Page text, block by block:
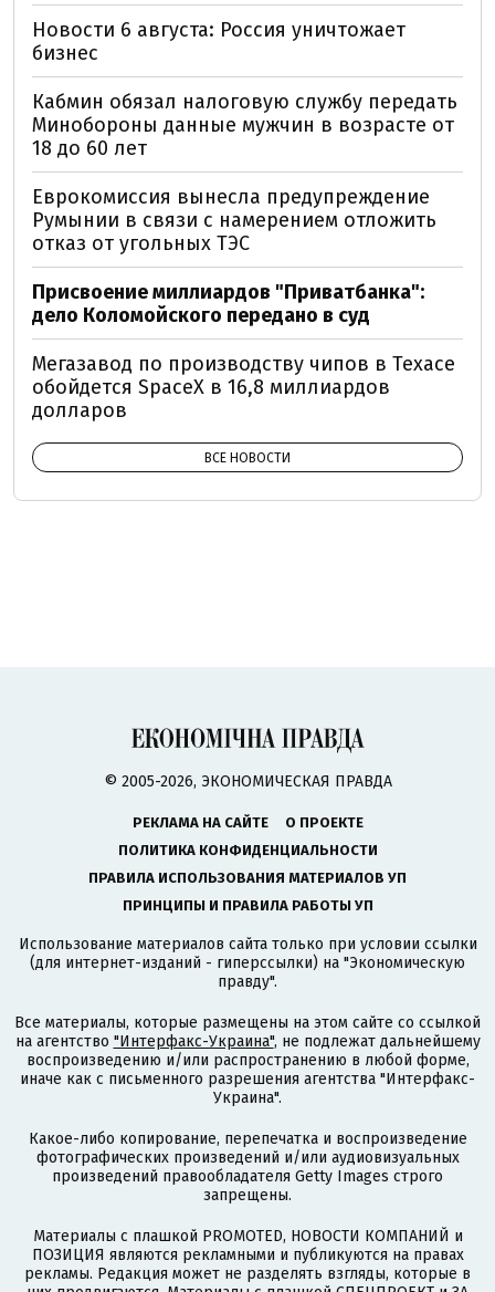
Новости 6 августа: Россия уничтожает
бизнес
Кабмин обязал налоговую службу передать
Минобороны данные мужчин в возрасте от
18 до 60 лет
Еврокомиссия вынесла предупреждение
Румынии в связи с намерением отложить
отказ от угольных ТЭС
Присвоение миллиардов "Приватбанка":
дело Коломойского передано в суд
Мегазавод по производству чипов в Техасе
обойдется SpaceX в 16,8 миллиардов
долларов
ВСЕ НОВОСТИ
© 2005-2026, ЭКОНОМИЧЕСКАЯ ПРАВДА
РЕКЛАМА НА САЙТЕ
О ПРОЕКТЕ
ПОЛИТИКА КОНФИДЕНЦИАЛЬНОСТИ
ПРАВИЛА ИСПОЛЬЗОВАНИЯ МАТЕРИАЛОВ УП
ПРИНЦИПЫ И ПРАВИЛА РАБОТЫ УП
Использование материалов сайта только при условии ссылки
(для интернет-изданий - гиперссылки) на "Экономическую
правду".
Все материалы, которые размещены на этом сайте со ссылкой
на агентство "Интерфакс-Украина", не подлежат дальнейшему
воспроизведению и/или распространению в любой форме,
иначе как с письменного разрешения агентства "Интерфакс-
Украина".
Какое-либо копирование, перепечатка и воспроизведение
фотографических произведений и/или аудиовизуальных
произведений правообладателя Getty Images строго
запрещены.
Материалы с плашкой PROMOTED, НОВОСТИ КОМПАНИЙ и
ПОЗИЦИЯ являются рекламными и публикуются на правах
рекламы. Редакция может не разделять взгляды, которые в